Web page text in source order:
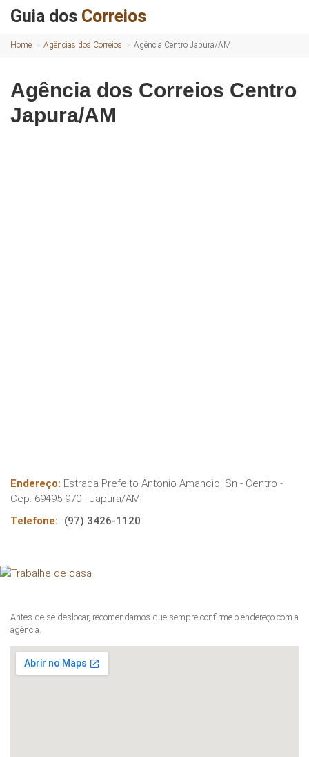
Guia dos Correios
Home Agências dos Correios Agência Centro Japura/AM
Agência dos Correios Centro
Japura/AM
Endereço: Estrada Prefeito Antonio Amancio, Sn - Centro -
Cep: 69495-970 - Japura/AM
Telefone:
(97) 3426-1120
Antes de se deslocar, recomendamos que sempre confirme o endereço com a
agência.